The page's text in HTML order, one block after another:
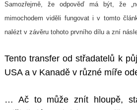
Samozřejmě, že odpověď má být, že
mimochodem viděli fungovat i v tomto
nalézt v závěru tohoto prvního dílu a zní
Tento transfer od střadatelů k
USA a v Kanadě v různé míře
… Ač to může znít hloupě,